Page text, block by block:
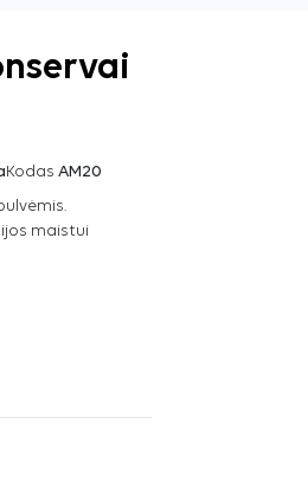
Kodas AM20
maistui